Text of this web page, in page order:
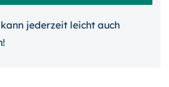
jeder­zeit leicht auch